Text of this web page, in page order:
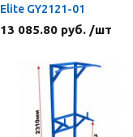
Elite GY2121-01
13 085.80 руб. /шт